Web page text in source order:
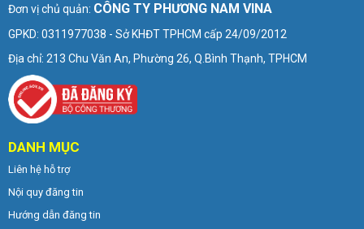
Đơn vị chủ quản: CÔNG TY PHƯƠNG NAM VINA
GPKD: 0311977038 - Sở KHĐT TPHCM cấp 24/09/2012
Địa chỉ: 213 Chu Văn An, Phường 26, Q.Bình Thạnh, TPHCM
DANH MỤC
Liên hệ hỗ trợ
Nội quy đăng tin
Hướng dẫn đăng tin